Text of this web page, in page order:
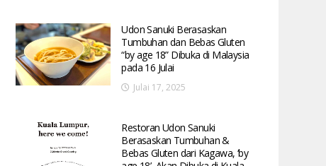
Udon Sanuki Berasaskan
Tumbuhan dan Bebas Gluten
“by age 18” Dibuka di Malaysia
pada 16 Julai
Julai 17, 2025
Restoran Udon Sanuki
Berasaskan Tumbuhan &
Bebas Gluten dari Kagawa, ‘by